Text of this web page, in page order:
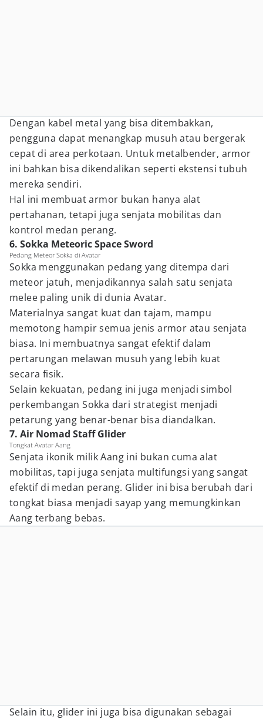
Dengan kabel metal yang bisa ditembakkan,
pengguna dapat menangkap musuh atau bergerak
cepat di area perkotaan. Untuk metalbender, armor
ini bahkan bisa dikendalikan seperti ekstensi tubuh
mereka sendiri.
Hal ini membuat armor bukan hanya alat
pertahanan, tetapi juga senjata mobilitas dan
kontrol medan perang.
6. Sokka Meteoric Space Sword
Pedang Meteor Sokka di Avatar
Sokka menggunakan pedang yang ditempa dari
meteor jatuh, menjadikannya salah satu senjata
melee paling unik di dunia Avatar.
Materialnya sangat kuat dan tajam, mampu
memotong hampir semua jenis armor atau senjata
biasa. Ini membuatnya sangat efektif dalam
pertarungan melawan musuh yang lebih kuat
secara fisik.
Selain kekuatan, pedang ini juga menjadi simbol
perkembangan Sokka dari strategist menjadi
petarung yang benar-benar bisa diandalkan.
7. Air Nomad Staff Glider
Tongkat Avatar Aang
Senjata ikonik milik Aang ini bukan cuma alat
mobilitas, tapi juga senjata multifungsi yang sangat
efektif di medan perang. Glider ini bisa berubah dari
tongkat biasa menjadi sayap yang memungkinkan
Aang terbang bebas.
Selain itu, glider ini juga bisa digunakan sebagai